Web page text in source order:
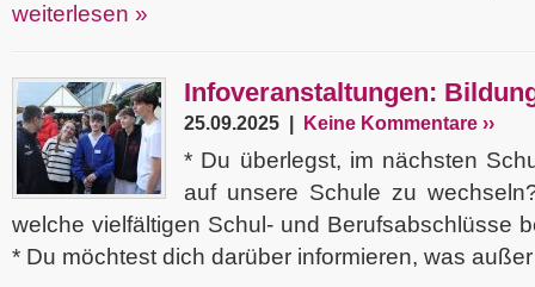
weiterlesen »
Infoveranstaltungen:
25.09.2025 | Keine Kommentare ››
* Du überlegst, im nächsten
auf unsere Schule zu
welche vielfältigen Schul- und Berufsabschlüsse
* Du möchtest dich darüber informieren, was